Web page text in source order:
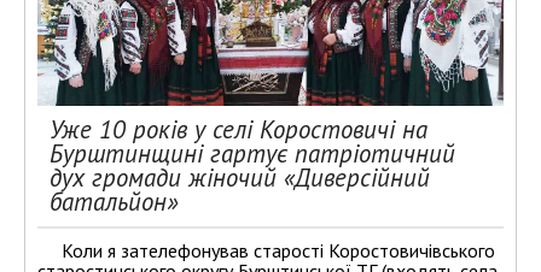
Уже 10 років у селі Коростовичі на
Бурштинщині гартує патріотичний
дух громади жіночий «Диверсійний
батальйон»
Коли я зателефонував старості Коростовичівського